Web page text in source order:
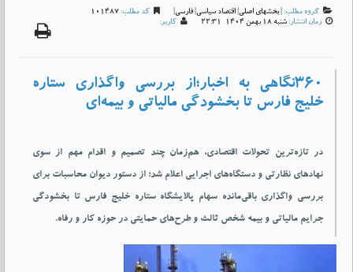
گروه مطلب: | بخشهای اصلی| اقتصاد سیاسی| فارسی| کد مطلب: 101487
زمان انتشار: شنبه 18 بهمن 1404-22:31 کاربر:
۳۶۰نگاهی به اخبار؛از بررسی واگذاری ستاره
خلیج فارس تا بخشودگی مالیاتی و بیمه‌ای
در تازه‌ترین تحولات اقتصادی، هم‌زمان چند تصمیم و اقدام مهم از سوی
نهادهای نظارتی و دستگاه‌های اجرایی اعلام شد؛ از دستور دیوان محاسبات برای
بررسی واگذاری باقی‌مانده سهام پالایشگاه ستاره خلیج فارس تا بخشودگی
جرایم مالیاتی و بیمه شخص ثالث و طرح‌های حمایتی در حوزه کار و رفاه.